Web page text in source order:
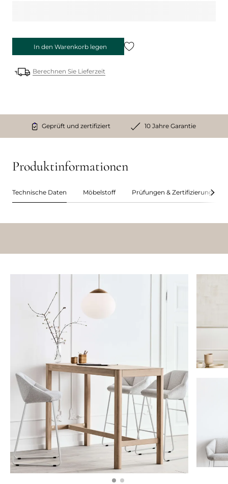
In den Warenkorb legen
Berechnen Sie Lieferzeit
Geprüft und zertifiziert 10 Jahre Garantie
Produktinformationen
Technische Daten Möbelstoff Prüfungen & Zertifizierungen